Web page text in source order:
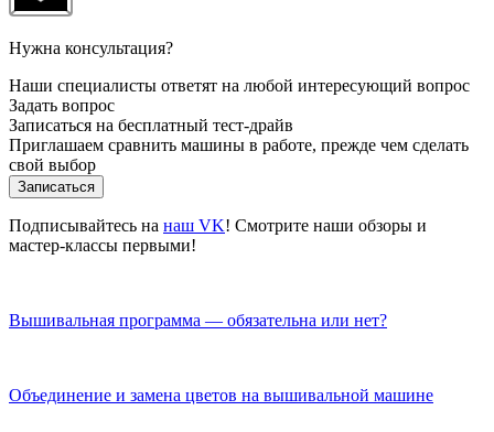
Нужна консультация?
Наши специалисты ответят на любой интересующий вопрос
Задать вопрос
Записаться на бесплатный тест-драйв
Приглашаем сравнить машины в работе, прежде чем сделать
свой выбор
Записаться
Подписывайтесь на наш VK! Смотрите наши обзоры и
мастер-классы первыми!
Вышивальная программа — обязательна или нет?
Объединение и замена цветов на вышивальной машине